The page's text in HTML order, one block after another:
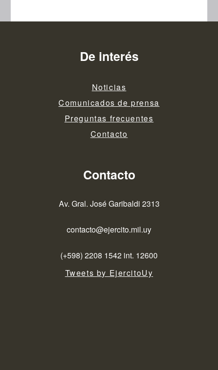
De interés
Noticias
Comunicados de prensa
Preguntas frecuentes
Contacto
Contacto
Av. Gral. José Garibaldi 2313
contacto@ejercito.mil.uy
(+598) 2208 1542 int. 12600
Tweets by EjercitoUy